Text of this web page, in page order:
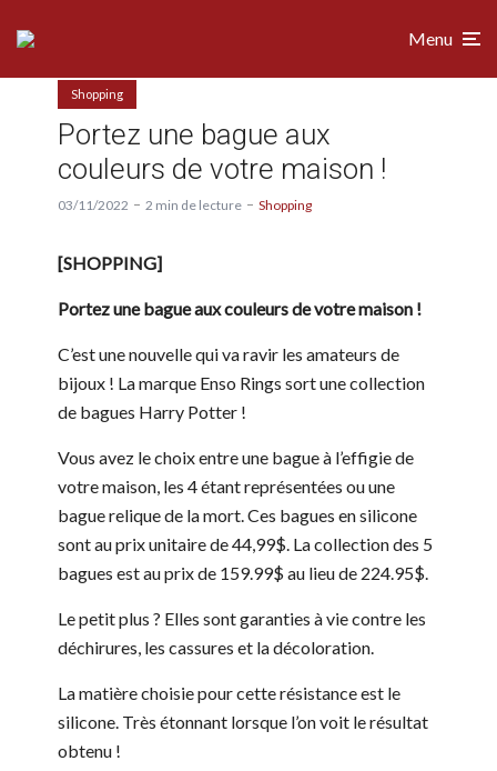
Menu
Shopping
Portez une bague aux
couleurs de votre maison !
03/11/2022 2 min de lecture Shopping
[SHOPPING]
Portez une bague aux couleurs de votre maison !
C’est une nouvelle qui va ravir les amateurs de
bijoux ! La marque Enso Rings sort une collection
de bagues Harry Potter !
Vous avez le choix entre une bague à l’effigie de
votre maison, les 4 étant représentées ou une
bague relique de la mort. Ces bagues en silicone
sont au prix unitaire de 44,99$. La collection des 5
bagues est au prix de 159.99$ au lieu de 224.95$.
Le petit plus ? Elles sont garanties à vie contre les
déchirures, les cassures et la décoloration.
La matière choisie pour cette résistance est le
silicone. Très étonnant lorsque l’on voit le résultat
obtenu !